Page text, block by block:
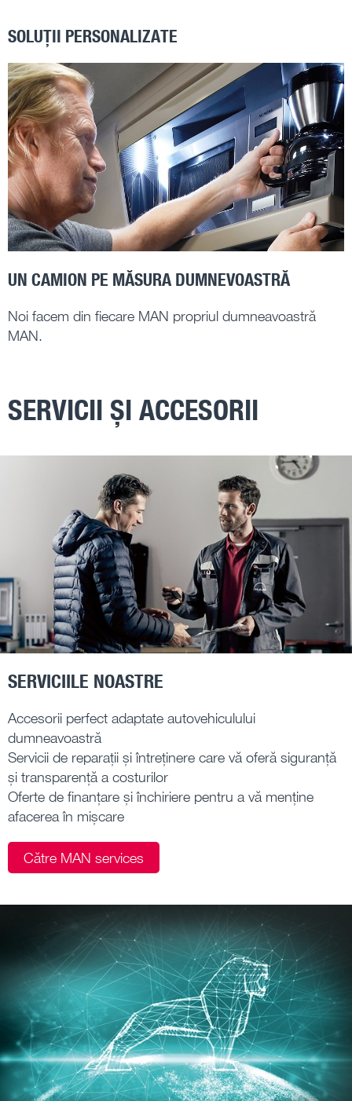
SOLUȚII PERSONALIZATE
UN CAMION PE MĂSURA DUMNEVOASTRĂ
Noi facem din fiecare MAN propriul dumneavoastră
MAN.
SERVICII ȘI ACCESORII
SERVICIILE NOASTRE
Accesorii perfect adaptate autovehiculului
dumneavoastră
Servicii de reparații și întreținere care vă oferă siguranță
și transparență a costurilor
Oferte de finanțare și închiriere pentru a vă menține
afacerea în mișcare
Către MAN services